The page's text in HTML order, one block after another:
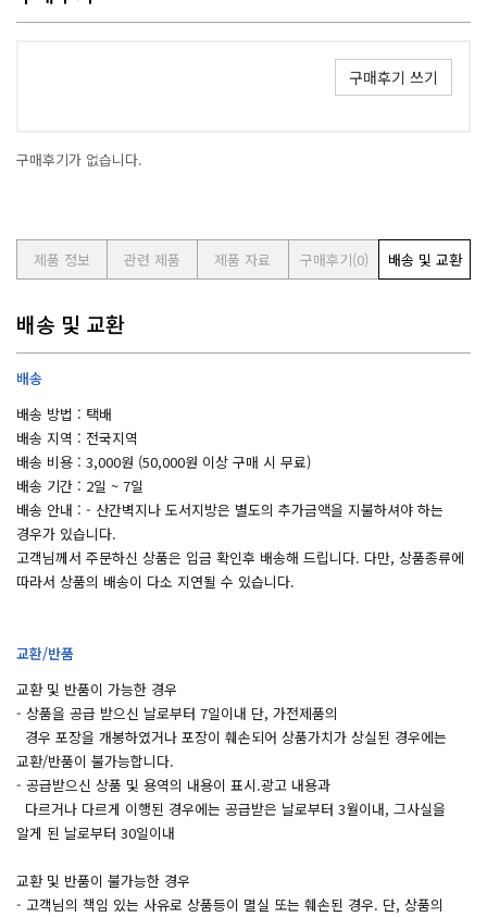
구매후기 쓰기
구매후기가 없습니다.
제품 정보 관련 제품 제품 자료 구매후기(0) 배송 및 교환
배송 및 교환
배송
배송 방법 : 택배
배송 지역 : 전국지역
배송 비용 : 3,000원 (50,000원 이상 구매 시 무료)
배송 기간 : 2일 ~ 7일
배송 안내 : - 산간벽지나 도서지방은 별도의 추가금액을 지불하셔야 하는
경우가 있습니다.
고객님께서 주문하신 상품은 입금 확인후 배송해 드립니다. 다만, 상품종류에
따라서 상품의 배송이 다소 지연될 수 있습니다.
교환/반품
교환 및 반품이 가능한 경우
- 상품을 공급 받으신 날로부터 7일이내 단, 가전제품의
경우 포장을 개봉하였거나 포장이 훼손되어 상품가치가 상실된 경우에는
교환/반품이 불가능합니다.
- 공급받으신 상품 및 용역의 내용이 표시.광고 내용과
다르거나 다르게 이행된 경우에는 공급받은 날로부터 3월이내, 그사실을
알게 된 날로부터 30일이내
교환 및 반품이 불가능한 경우
- 고객님의 책임 있는 사유로 상품등이 멸실 또는 훼손된 경우. 단, 상품의